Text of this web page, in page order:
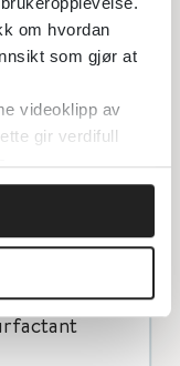
om hvordan
som gjør at
videoklipp av
gir verdifull
i.t.) etter at
er startet
på bruk av
men det
En
medført
og